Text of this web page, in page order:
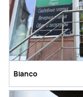
Bianco